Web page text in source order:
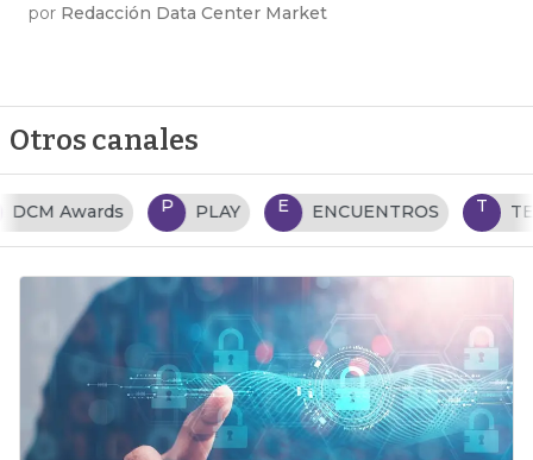
por Redacción Data Center Market
Otros canales
P PLAY E ENCUENTROS T TENDENCIAS TI